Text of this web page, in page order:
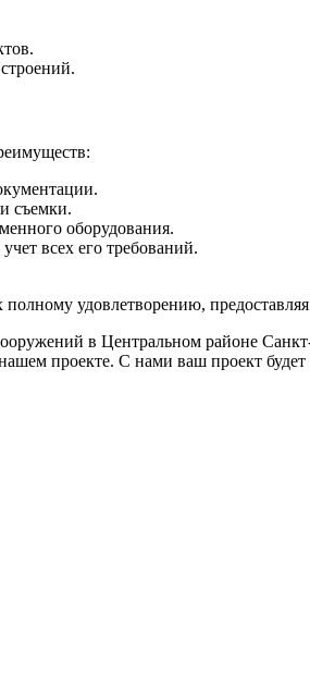
съемки.
оборудования.
всех его требований.
удовлетворению,
в Центральном районе
проекте. С нами ваш проект